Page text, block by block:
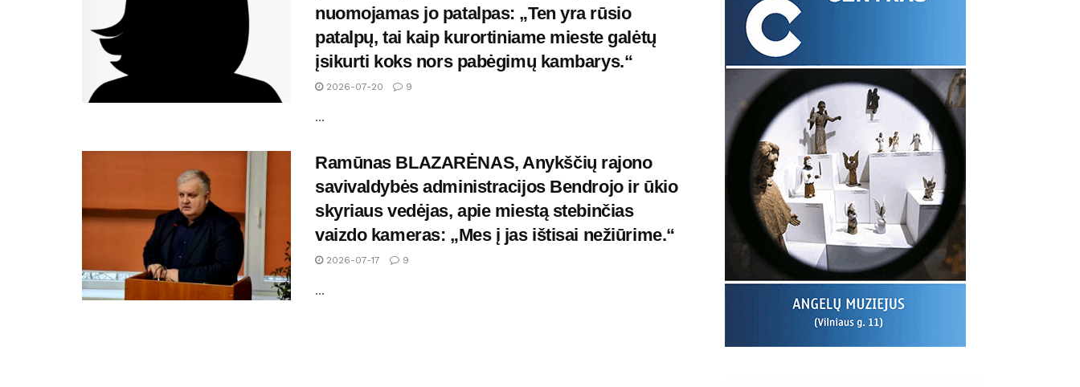
nuomojamas jo patalpas: „Ten yra rūsio
patalpų, tai kaip kurortiniame mieste galėtų
įsikurti koks nors pabėgimų kambarys.“
2026-07-20 9
...
Ramūnas BLAZARĖNAS, Anykščių rajono
savivaldybės administracijos Bendrojo ir ūkio
skyriaus vedėjas, apie miestą stebinčias
vaizdo kameras: „Mes į jas ištisai nežiūrime.“
2026-07-17 9
...